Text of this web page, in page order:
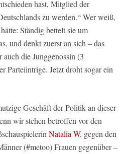
hast, Mitglied der
zu werden.“ Wer weiß,
Ständig bettelt sie um
und denkt zuerst an sich – das
die Junggenossin (3
Parteiintrige. Jetzt droht sogar ein
Geschäft der Politik an dieser
wir stehen betroffen vor den
Natalia W. gegen den
(#metoo) Frauen gegenüber –